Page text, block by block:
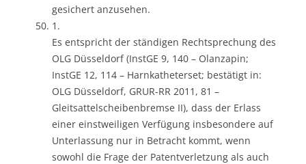
gesichert anzusehen.
1.
Es entspricht der ständigen Rechtsprechung des
OLG Düsseldorf (InstGE 9, 140 – Olanzapin;
InstGE 12, 114 – Harnkatheterset; bestätigt in:
OLG Düsseldorf, GRUR-RR 2011, 81 –
Gleitsattelscheibenbremse II), dass der Erlass
einer einstweiligen Verfügung insbesondere auf
Unterlassung nur in Betracht kommt, wenn
sowohl die Frage der Patentverletzung als auch